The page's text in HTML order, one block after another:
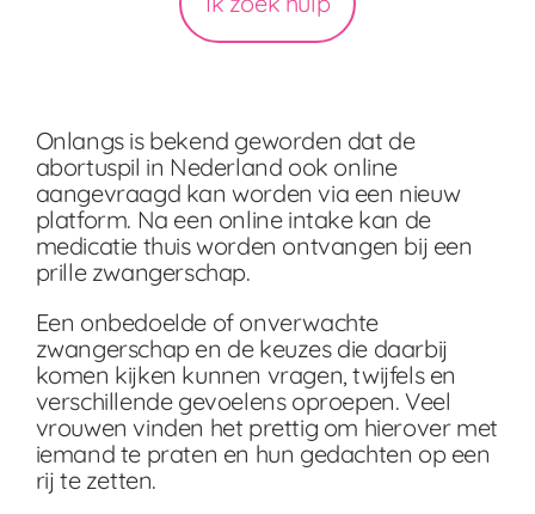
Onlangs is bekend geworden dat de
abortuspil in Nederland ook online
aangevraagd kan worden via een nieuw
platform. Na een online intake kan de
medicatie thuis worden ontvangen bij een
prille zwangerschap.
Een onbedoelde of onverwachte
zwangerschap en de keuzes die daarbij
komen kijken kunnen vragen, twijfels en
verschillende gevoelens oproepen. Veel
vrouwen vinden het prettig om hierover met
iemand te praten en hun gedachten op een
rij te zetten.